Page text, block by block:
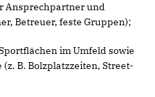
und
Betreuer, feste Gruppen);
im Umfeld sowie
B. Bolzplatzzeiten, Street-